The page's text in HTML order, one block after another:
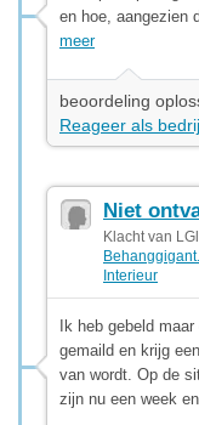
en hoe, aangezien
meer
beoordeling
Reageer als
Niet
Klacht van
Interieur
Ik heb gebeld
gemaild en krijg
van wordt. Op de
zijn nu een week